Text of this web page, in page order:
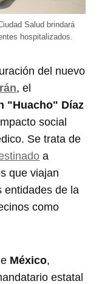
Salud brindará
hospitalizados.
del nuevo
, el
"Huacho" Díaz
social
Se trata de
a
que viajan
entidades de la
como
México,
estatal